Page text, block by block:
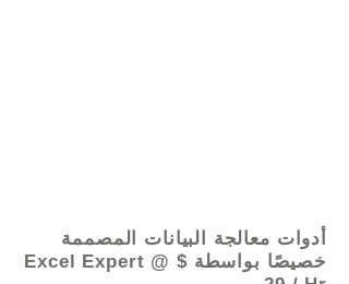
أدوات معالجة البيانات المصممة
خصيصًا بواسطة Excel Expert @ $